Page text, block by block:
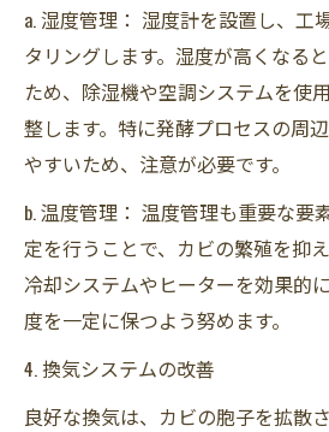
a. 湿度管理： 湿度計を設置し、工
タリングします。湿度が高くなる
ため、除湿機や空調システムを使
整します。特に発酵プロセスの周
やすいため、注意が必要です。
b. 温度管理： 温度管理も重要な要
定を行うことで、カビの繁殖を抑
冷却システムやヒーターを効果的
度を一定に保つよう努めます。
4. 換気システムの改善
良好な換気は、カビの胞子を拡散